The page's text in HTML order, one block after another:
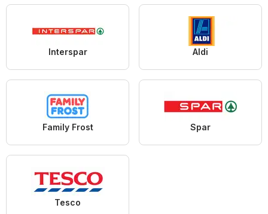
Interspar Aldi
Family Frost Spar
Tesco